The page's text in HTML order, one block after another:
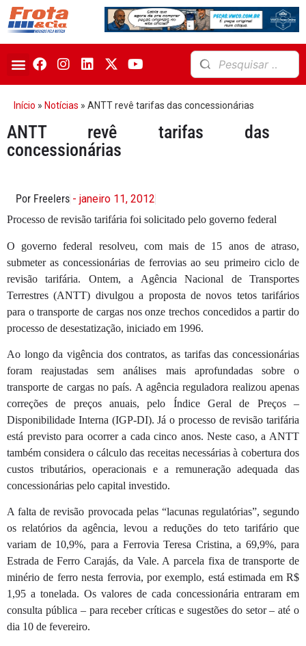
Início » Notícias » ANTT revê tarifas das concessionárias
ANTT revê tarifas das
concessionárias
Por Freelers - janeiro 11, 2012
Processo de revisão tarifária foi solicitado pelo governo federal
O governo federal resolveu, com mais de 15 anos de atraso,
submeter as concessionárias de ferrovias ao seu primeiro ciclo de
revisão tarifária. Ontem, a Agência Nacional de Transportes
Terrestres (ANTT) divulgou a proposta de novos tetos tarifários
para o transporte de cargas nos onze trechos concedidos a partir do
processo de desestatização, iniciado em 1996.
Ao longo da vigência dos contratos, as tarifas das concessionárias
foram reajustadas sem análises mais aprofundadas sobre o
transporte de cargas no país. A agência reguladora realizou apenas
correções de preços anuais, pelo Índice Geral de Preços –
Disponibilidade Interna (IGP-DI). Já o processo de revisão tarifária
está previsto para ocorrer a cada cinco anos. Neste caso, a ANTT
também considera o cálculo das receitas necessárias à cobertura dos
custos tributários, operacionais e a remuneração adequada das
concessionárias pelo capital investido.
A falta de revisão provocada pelas “lacunas regulatórias”, segundo
os relatórios da agência, levou a reduções do teto tarifário que
variam de 10,9%, para a Ferrovia Teresa Cristina, a 69,9%, para
Estrada de Ferro Carajás, da Vale. A parcela fixa de transporte de
minério de ferro nesta ferrovia, por exemplo, está estimada em R$
1,95 a tonelada. Os valores de cada concessionária entraram em
consulta pública – para receber críticas e sugestões do setor – até o
dia 10 de fevereiro.